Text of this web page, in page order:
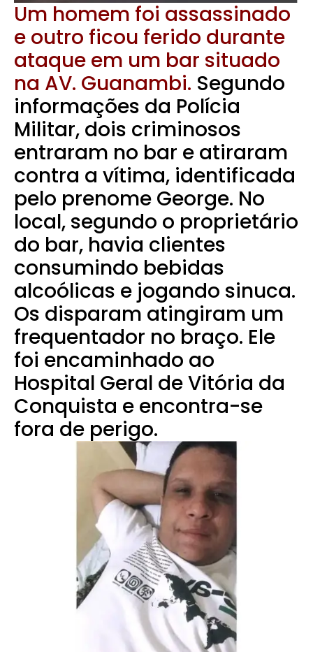
Um homem foi assassinado
e outro ficou ferido durante
ataque em um bar situado
na AV. Guanambi. Segundo
informações da Polícia
Militar, dois criminosos
entraram no bar e atiraram
contra a vítima, identificada
pelo prenome George. No
local, segundo o proprietário
do bar, havia clientes
consumindo bebidas
alcoólicas e jogando sinuca.
Os disparam atingiram um
frequentador no braço. Ele
foi encaminhado ao
Hospital Geral de Vitória da
Conquista e encontra-se
fora de perigo.